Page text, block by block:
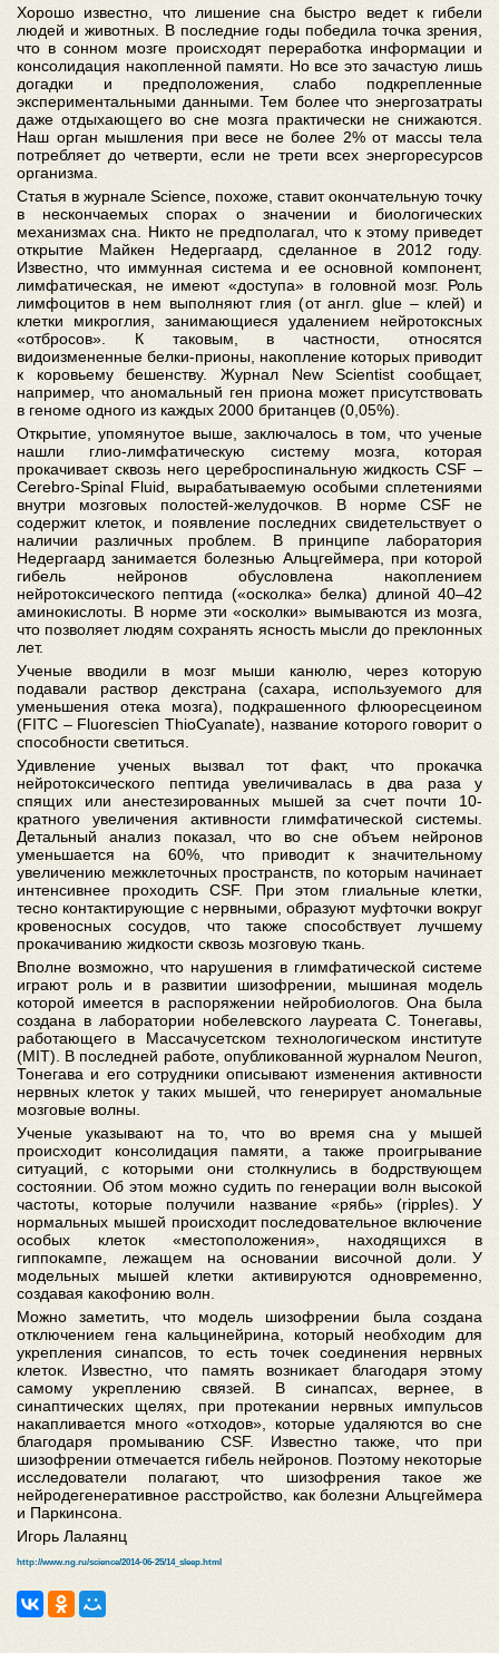
Хорошо известно, что лишение сна быстро ведет к гибели
людей и животных. В последние годы победила точка зрения,
что в сонном мозге происходят переработка информации и
консолидация накопленной памяти. Но все это зачастую лишь
догадки и предположения, слабо подкрепленные
экспериментальными данными. Тем более что энергозатраты
даже отдыхающего во сне мозга практически не снижаются.
Наш орган мышления при весе не более 2% от массы тела
потребляет до четверти, если не трети всех энергоресурсов
организма.
Статья в журнале Science, похоже, ставит окончательную точку
в нескончаемых спорах о значении и биологических
механизмах сна. Никто не предполагал, что к этому приведет
открытие Майкен Недергаард, сделанное в 2012 году.
Известно, что иммунная система и ее основной компонент,
лимфатическая, не имеют «доступа» в головной мозг. Роль
лимфоцитов в нем выполняют глия (от англ. glue – клей) и
клетки микроглия, занимающиеся удалением нейротоксных
«отбросов». К таковым, в частности, относятся
видоизмененные белки-прионы, накопление которых приводит
к коровьему бешенству. Журнал New Scientist сообщает,
например, что аномальный ген приона может присутствовать
в геноме одного из каждых 2000 британцев (0,05%).
Открытие, упомянутое выше, заключалось в том, что ученые
нашли глио-лимфатическую систему мозга, которая
прокачивает сквозь него цереброспинальную жидкость CSF –
Cerebro-Spinal Fluid, вырабатываемую особыми сплетениями
внутри мозговых полостей-желудочков. В норме CSF не
содержит клеток, и появление последних свидетельствует о
наличии различных проблем. В принципе лаборатория
Недергаард занимается болезнью Альцгеймера, при которой
гибель нейронов обусловлена накоплением
нейротоксического пептида («осколка» белка) длиной 40–42
аминокислоты. В норме эти «осколки» вымываются из мозга,
что позволяет людям сохранять ясность мысли до преклонных
лет.
Ученые вводили в мозг мыши канюлю, через которую
подавали раствор декстрана (сахара, используемого для
уменьшения отека мозга), подкрашенного флюоресцеином
(FITC – Fluorescien ThioCyanate), название которого говорит о
способности светиться.
Удивление ученых вызвал тот факт, что прокачка
нейротоксического пептида увеличивалась в два раза у
спящих или анестезированных мышей за счет почти 10-
кратного увеличения активности глимфатической системы.
Детальный анализ показал, что во сне объем нейронов
уменьшается на 60%, что приводит к значительному
увеличению межклеточных пространств, по которым начинает
интенсивнее проходить CSF. При этом глиальные клетки,
тесно контактирующие с нервными, образуют муфточки вокруг
кровеносных сосудов, что также способствует лучшему
прокачиванию жидкости сквозь мозговую ткань.
Вполне возможно, что нарушения в глимфатической системе
играют роль и в развитии шизофрении, мышиная модель
которой имеется в распоряжении нейробиологов. Она была
создана в лаборатории нобелевского лауреата С. Тонегавы,
работающего в Массачусетском технологическом институте
(MIT). В последней работе, опубликованной журналом Neuron,
Тонегава и его сотрудники описывают изменения активности
нервных клеток у таких мышей, что генерирует аномальные
мозговые волны.
Ученые указывают на то, что во время сна у мышей
происходит консолидация памяти, а также проигрывание
ситуаций, с которыми они столкнулись в бодрствующем
состоянии. Об этом можно судить по генерации волн высокой
частоты, которые получили название «рябь» (ripples). У
нормальных мышей происходит последовательное включение
особых клеток «местоположения», находящихся в
гиппокампе, лежащем на основании височной доли. У
модельных мышей клетки активируются одновременно,
создавая какофонию волн.
Можно заметить, что модель шизофрении была создана
отключением гена кальцинейрина, который необходим для
укрепления синапсов, то есть точек соединения нервных
клеток. Известно, что память возникает благодаря этому
самому укреплению связей. В синапсах, вернее, в
синаптических щелях, при протекании нервных импульсов
накапливается много «отходов», которые удаляются во сне
благодаря промыванию CSF. Известно также, что при
шизофрении отмечается гибель нейронов. Поэтому некоторые
исследователи полагают, что шизофрения такое же
нейродегенеративное расстройство, как болезни Альцгеймера
и Паркинсона.
Игорь Лалаянц
http://www.ng.ru/science/2014-06-25/14_sleep.html